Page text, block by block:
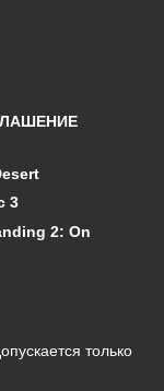
3
2: On
только